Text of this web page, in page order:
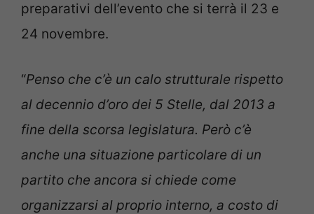
preparativi dell’evento che si terrà il 23 e
24 novembre.
“Penso che c’è un calo strutturale rispetto
al decennio d’oro dei 5 Stelle, dal 2013 a
fine della scorsa legislatura. Però c’è
anche una situazione particolare di un
partito che ancora si chiede come
organizzarsi al proprio interno, a costo di